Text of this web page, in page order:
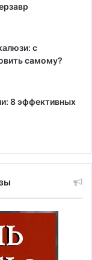
с
самому?
8 эффективных